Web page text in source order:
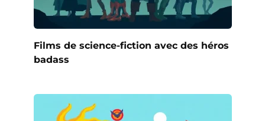
Films de science-fiction avec des héros
badass